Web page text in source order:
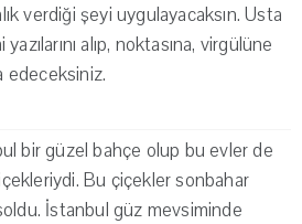
verdiği şeyi uygulayacaksın. Usta
alıp, noktasına, virgülüne
edeceksiniz.
bir güzel bahçe olup bu evler de
Bu çiçekler sonbahar
İstanbul güz mevsiminde